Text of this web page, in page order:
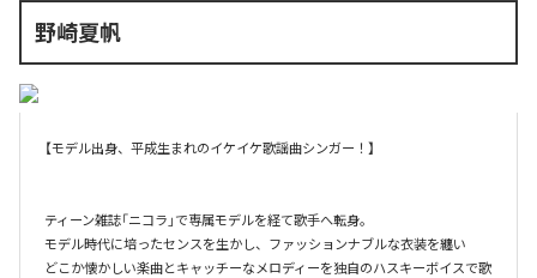
野崎夏帆
【モデル出身、平成生まれのイケイケ歌謡曲シンガー！】
ティーン雑誌「ニコラ」で専属モデルを経て歌手へ転身。
モデル時代に培ったセンスを生かし、ファッションナブルな衣装を纏い
どこか懐かしい楽曲とキャッチーなメロディーを独自のハスキーボイスで歌